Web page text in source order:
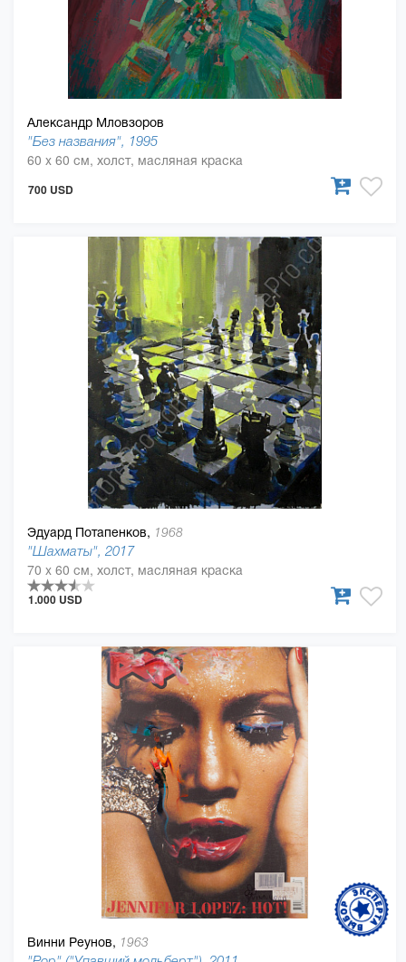
Александр Мловзоров
"Без названия", 1995
60 x 60 см, холст, масляная краска
700 USD
Эдуард Потапенков, 1968
"Шахматы", 2017
70 x 60 см, холст, масляная краска
1.000 USD
Винни Реунов, 1963